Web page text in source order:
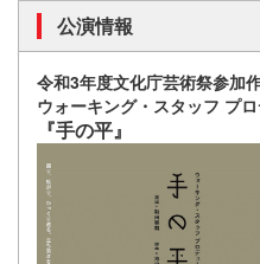
公演情報
令和3年度文化庁芸術祭参
ウォーキング・スタッフ プ
『手の平』